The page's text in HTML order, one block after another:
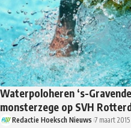
Waterpoloheren ‘s-
monsterzege op SVH
Redactie Hoeksch Nieuws 7 maart 2015